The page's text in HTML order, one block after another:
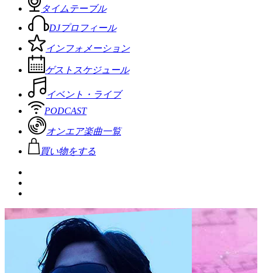
タイムテーブル
DJプロフィール
インフォメーション
ゲストスケジュール
イベント・ライブ
PODCAST
オンエア楽曲一覧
買い物をする